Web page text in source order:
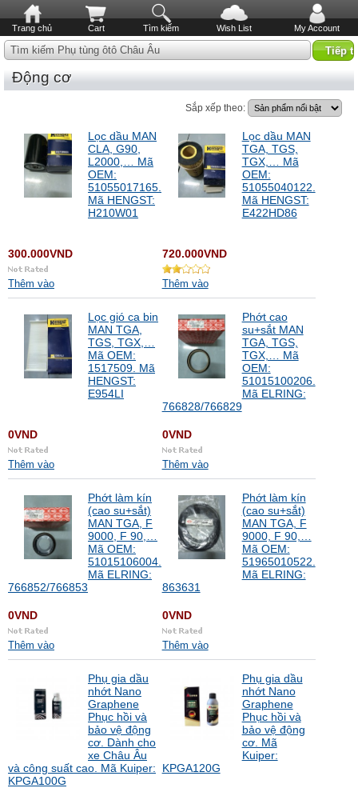
Trang chủ Cart Tìm kiếm Wish List My Account
Tìm kiếm Phụ tùng ôtô Châu Âu
Động cơ
Sắp xếp theo:
Lọc dầu MAN
CLA, G90,
L2000,… Mã
OEM:
51055017165.
Mã HENGST:
H210W01
300.000VND
Thêm vào
Lọc dầu MAN
TGA, TGS,
TGX,… Mã
OEM:
51055040122.
Mã HENGST:
E422HD86
720.000VND
Thêm vào
Lọc gió ca bin
MAN TGA,
TGS, TGX,…
Mã OEM:
1517509. Mã
HENGST:
E954LI
0VND
Thêm vào
Phớt cao
su+sắt MAN
TGA, TGS,
TGX,… Mã
OEM:
51015100206.
Mã ELRING:
766828/766829
0VND
Thêm vào
Phớt làm kín
(cao su+sắt)
MAN TGA, F
9000, F 90,…
Mã OEM:
51015106004.
Mã ELRING:
766852/766853
0VND
Thêm vào
Phớt làm kín
(cao su+sắt)
MAN TGA, F
9000, F 90,…
Mã OEM:
51965010522.
Mã ELRING:
863631
0VND
Thêm vào
Phụ gia dầu
nhớt Nano
Graphene
Phục hồi và
bảo vệ động
cơ. Dành cho
xe Châu Âu
và công suất cao. Mã Kuiper:
KPGA100G
Phụ gia dầu
nhớt Nano
Graphene
Phục hồi và
bảo vệ động
cơ. Mã
Kuiper:
KPGA120G